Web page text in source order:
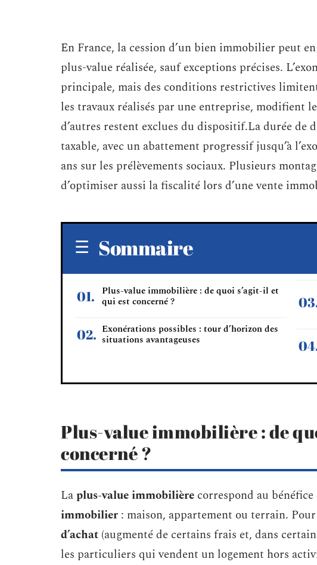
En France, la cession d’un bien immobilier peut
plus-value réalisée, sauf exceptions précises.
principale, mais des conditions restrictives
les travaux réalisés par une entreprise, modifient
d’autres restent exclues du dispositif.La durée de
taxable, avec un abattement progressif jusqu’à
ans sur les prélèvements sociaux. Plusieurs
d’optimiser aussi la fiscalité lors d’une vente
Sommaire
Plus-value immobilière : de quoi s’agit-il et
qui est concerné ?
Exonérations possibles : tour d’horizon des
situations avantageuses
Plus-value immobilière : de
concerné ?
Laplus-value immobilière correspond au
immobilier : maison, appartement ou terrain.
d’achat (augmenté de certains frais et, dans
les particuliers qui vendent un logement hors